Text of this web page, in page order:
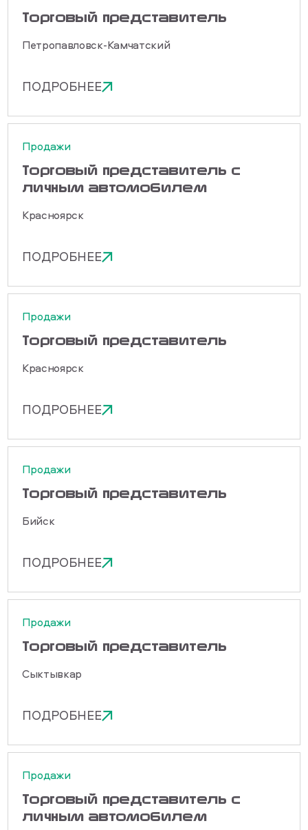
Торговый представитель
Петропавловск-Камчатский
ПОДРОБНЕЕ
Продажи
Торговый представитель с
личным автомобилем
Красноярск
ПОДРОБНЕЕ
Продажи
Торговый представитель
Красноярск
ПОДРОБНЕЕ
Продажи
Торговый представитель
Бийск
ПОДРОБНЕЕ
Продажи
Торговый представитель
Сыктывкар
ПОДРОБНЕЕ
Продажи
Торговый представитель с
личным автомобилем